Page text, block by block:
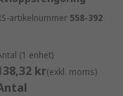
metallverktyg.
att dina
artikelnummer 558-392
(1 enhet)
kr(exkl. moms)